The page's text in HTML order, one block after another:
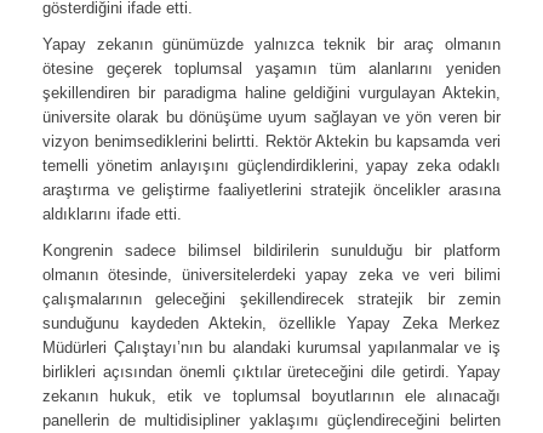
gösterdiğini ifade etti.
Yapay zekanın günümüzde yalnızca teknik bir araç olmanın
ötesine geçerek toplumsal yaşamın tüm alanlarını yeniden
şekillendiren bir paradigma haline geldiğini vurgulayan Aktekin,
üniversite olarak bu dönüşüme uyum sağlayan ve yön veren bir
vizyon benimsediklerini belirtti. Rektör Aktekin bu kapsamda veri
temelli yönetim anlayışını güçlendirdiklerini, yapay zeka odaklı
araştırma ve geliştirme faaliyetlerini stratejik öncelikler arasına
aldıklarını ifade etti.
Kongrenin sadece bilimsel bildirilerin sunulduğu bir platform
olmanın ötesinde, üniversitelerdeki yapay zeka ve veri bilimi
çalışmalarının geleceğini şekillendirecek stratejik bir zemin
sunduğunu kaydeden Aktekin, özellikle Yapay Zeka Merkez
Müdürleri Çalıştayı’nın bu alandaki kurumsal yapılanmalar ve iş
birlikleri açısından önemli çıktılar üreteceğini dile getirdi. Yapay
zekanın hukuk, etik ve toplumsal boyutlarının ele alınacağı
panellerin de multidisipliner yaklaşımı güçlendireceğini belirten